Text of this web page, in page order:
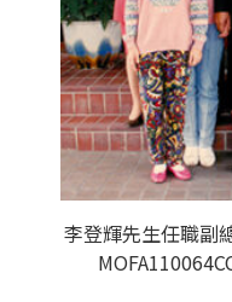
李登輝先生任職副